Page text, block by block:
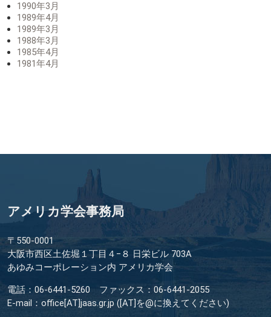
1990年3月
1989年4月
1989年3月
1988年3月
1985年4月
1981年4月
アメリカ学会事務局
〒550-0001
大阪市西区土佐堀１丁目４−８ 日栄ビル 703A
あゆみコーポレーション内 アメリカ学会
電話：06-6441-5260 ファックス：06-6441-2055
E-mail：office[AT]jaas.gr.jp ([AT]を@に換えてください)